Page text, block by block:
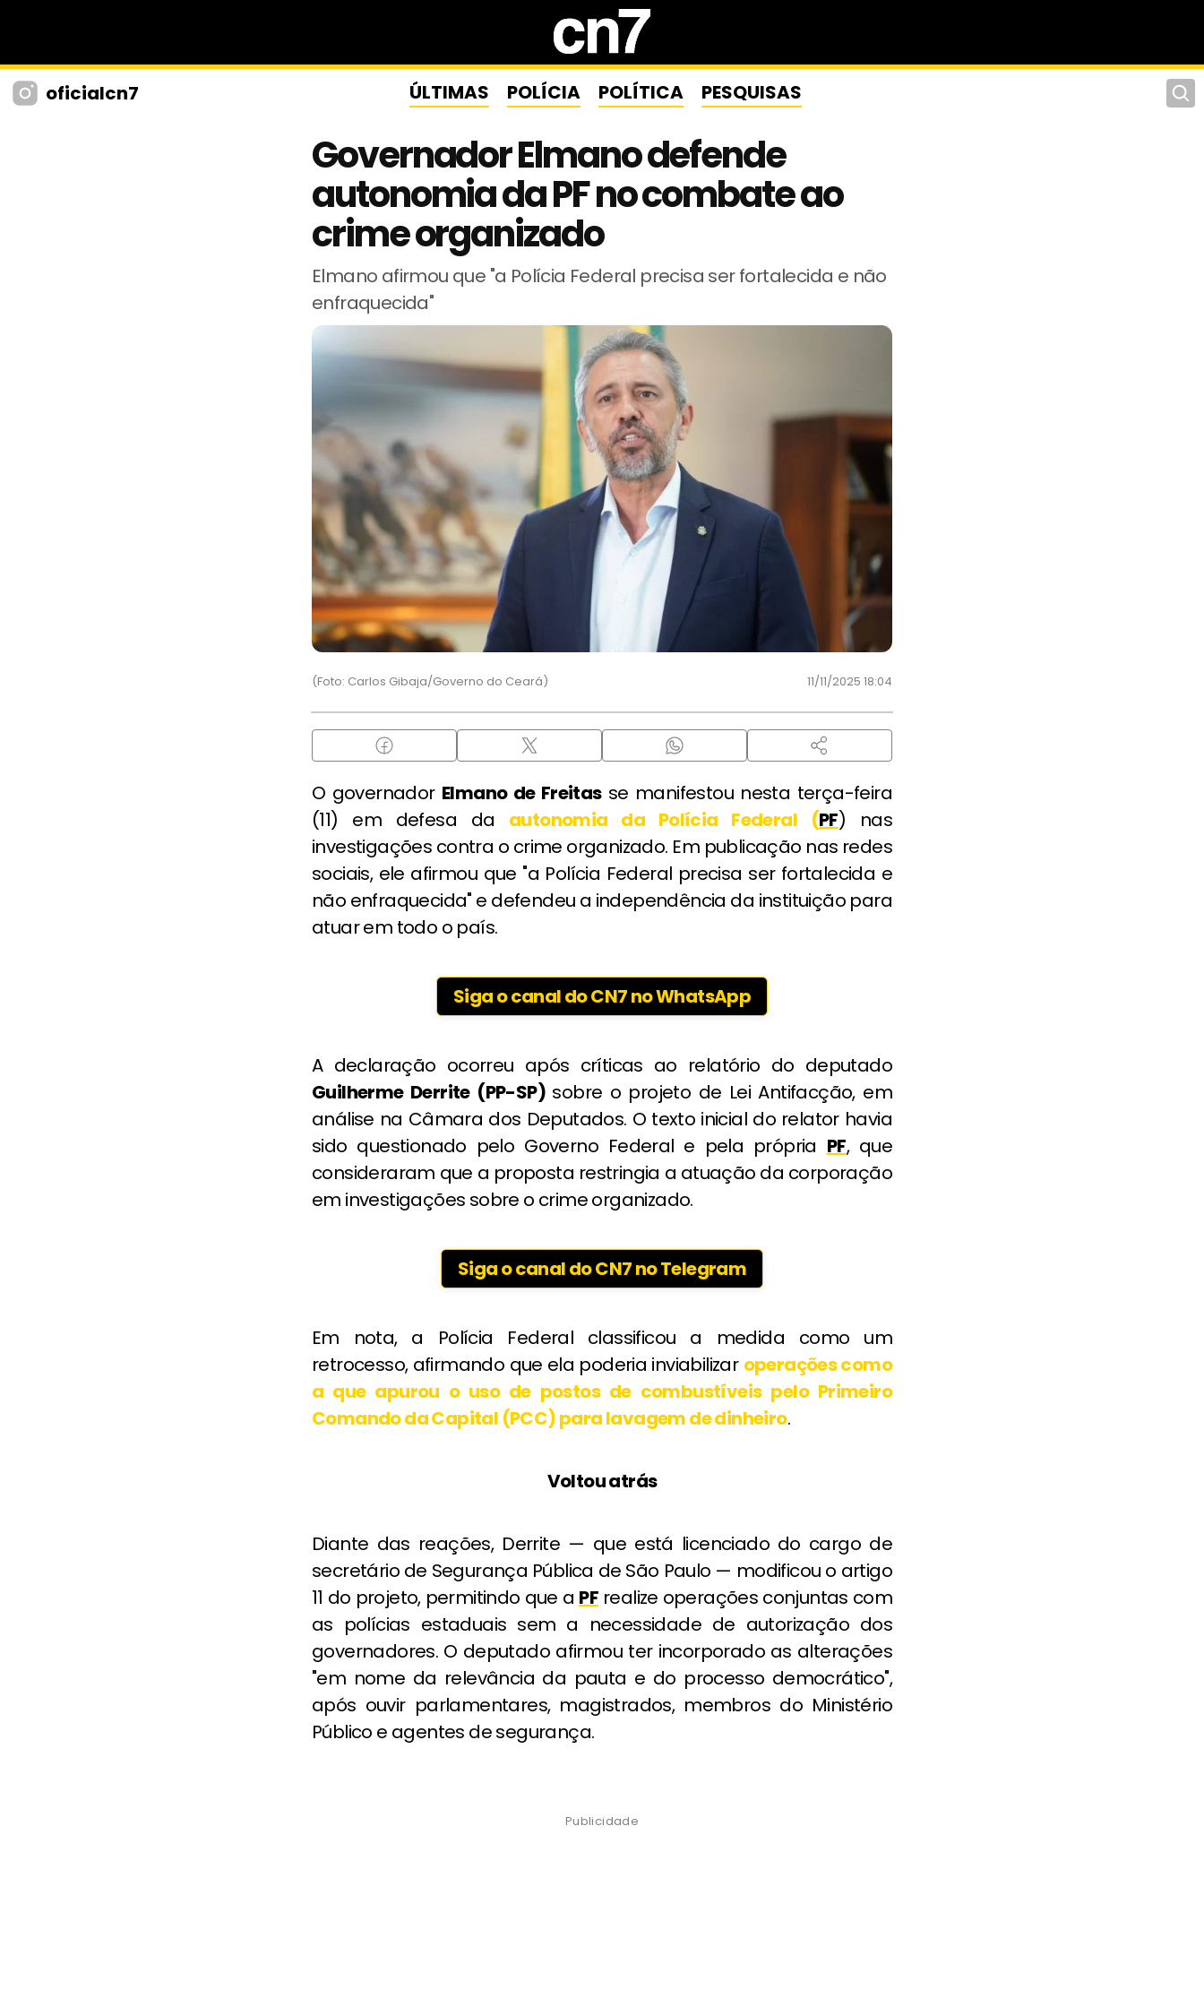
oficialcn7 ÚLTIMAS POLÍCIA POLÍTICA PESQUISAS
Governador Elmano defende
autonomia da PF no combate ao
crime organizado
Elmano afirmou que "a Polícia Federal precisa ser fortalecida e não
enfraquecida"
(Foto: Carlos Gibaja/Governo do Ceará) 11/11/2025 18:04
O governador Elmano de Freitasse manifestou nesta terça-feira
(11) em defesa da autonomia da Polícia Federal (PF) nas
investigações contra o crime organizado. Em publicação nas redes
sociais, ele afirmou que "a Polícia Federal precisa ser fortalecida e
não enfraquecida" e defendeu a independência da instituição para
atuar em todo o país.
Siga o canal do CN7 no WhatsApp
A declaração ocorreu após críticas ao relatório do deputado
Guilherme Derrite (PP-SP) sobre o projeto de Lei Antifacção, em
análise na Câmara dos Deputados. O texto inicial do relator havia
sido questionado pelo Governo Federal e pela própria PF, que
consideraram que a proposta restringia a atuação da corporação
em investigações sobre o crime organizado.
Siga o canal do CN7 no Telegram
Em nota, a Polícia Federal classificou a medida como um
retrocesso, afirmando que ela poderia inviabilizar operações como
a que apurou o uso de postos de combustíveis pelo Primeiro
Comando da Capital (PCC) para lavagem de dinheiro.
Voltou atrás
Diante das reações, Derrite — que está licenciado do cargo de
secretário de Segurança Pública de São Paulo — modificou o artigo
11 do projeto, permitindo que a PFrealize operações conjuntas com
as polícias estaduais sem a necessidade de autorização dos
governadores. O deputado afirmou ter incorporado as alterações
"em nome da relevância da pauta e do processo democrático",
após ouvir parlamentares, magistrados, membros do Ministério
Público e agentes de segurança.
Publicidade